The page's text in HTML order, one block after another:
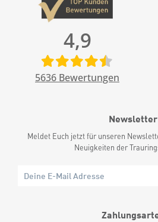
4,9
5636 Bewertungen
Newsletter
Meldet Euch jetzt für unseren
Neuigkeiten der